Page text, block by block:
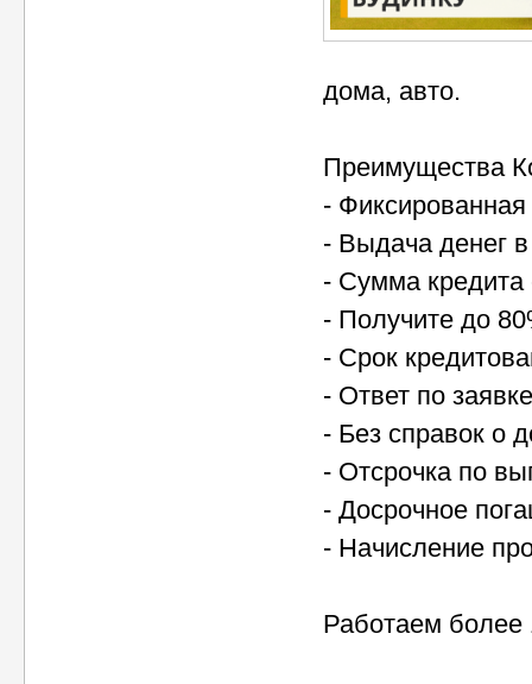
дома, авто.
Преимущества
-
- Выдача денег
- Сумма кредита
- Получите до
- Срок
- Ответ по
- Без справок о
- Отсрочка по
- Досрочное
- Начисление
Работаем более